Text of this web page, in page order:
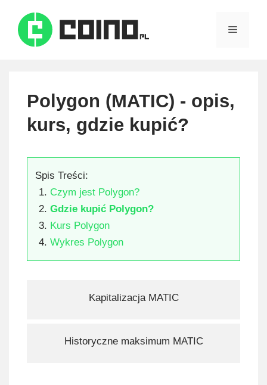
content
Menu
Polygon (MATIC) - opis,
kurs, gdzie kupić?
Spis Treści:
Czym jest Polygon?
Gdzie kupić Polygon?
Kurs Polygon
Wykres Polygon
Kapitalizacja MATIC
Historyczne maksimum MATIC